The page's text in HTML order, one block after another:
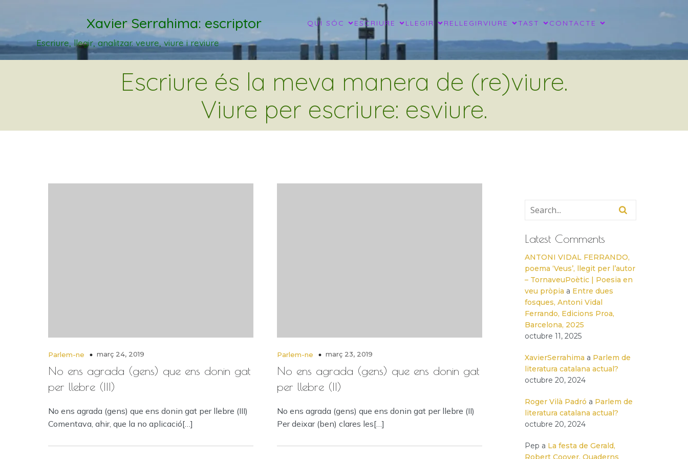
Xavier Serrahima: escriptor QUI SÓC ESCRIURE LLEGIR RELLEGIRVIURE TAST CONTACTE
Escriure, llegir, analitzar. veure, viure i reviure
Escriure és la meva manera de (re)viure.
Viure per escriure: esviure.
Parlem-ne març 24, 2019
No ens agrada (gens) que ens donin gat
per llebre (III)
No ens agrada (gens) que ens donin gat per llebre (III)
Comentava, ahir, que la no aplicació[…]
Parlem-ne març 23, 2019
No ens agrada (gens) que ens donin gat
per llebre (II)
No ens agrada (gens) que ens donin gat per llebre (II)
Per deixar (ben) clares les[…]
Latest Comments
ANTONI VIDAL FERRANDO,
poema ‘Veus’, llegit per l’autor
– TornaveuPoètic | Poesia en
veu pròpia a Entre dues
fosques, Antoni Vidal
Ferrando, Edicions Proa,
Barcelona, 2025
octubre 11, 2025
XavierSerrahima a Parlem de
literatura catalana actual?
octubre 20, 2024
Roger Vilà Padró a Parlem de
literatura catalana actual?
octubre 20, 2024
Pep a La festa de Gerald,
Robert Coover, Quaderns